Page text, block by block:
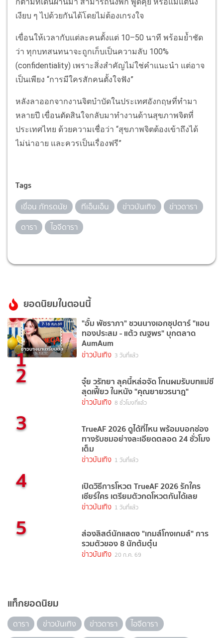
เงียบ ๆ ไปด้วยกันได้โดยไม่ต้องเกรงใจ
เขื่อนให้เวลากับแต่ละคนตั้งแต่ 10–50 นาที พร้อมย้ำชัด
ว่า ทุกบทสนทนาจะถูกเก็บเป็นความลับ 100%
(confidentiality) เพราะสิ่งสำคัญไม่ใช่คำแนะนำ แต่อาจ
เป็นเพียง “การมีใครสักคนตั้งใจฟัง”
หลังลาออกจากงานจิตบำบัดในประเทศอังกฤษที่ทำมา
หลายปี เขื่อนตัดสินใจกลับมาทำงานด้านสุขภาพจิตที่
ประเทศไทย ด้วยความเชื่อว่า “สุขภาพจิตต้องเข้าถึงได้
ไม่น่าอาย และควรเป็นเรื่องฟรี”
Tags
เขื่อน ภัทรดนัย ทีเอ็นเอ็น ข่าวบันเทิง
ข่าวดารา
ดารา
ไอจีดารา
ยอดนิยมในตอนนี้
1
"อั้ม พัชราภา" ชวนนางเอกซุปตาร์ "แอน
ทองประสม - แต้ว ณฐพร" บุกตลาด
AumAum
ข่าวบันเทิง 3 วันที่แล้ว
2 จุ๋ย วรัทยา ลุคนี้หล่อจัด โกนผมรับบทแม่ชี
สุดเฟี้ยว ในหนัง "คุณยายวรนาฎ"
ข่าวบันเทิง 8 ชั่วโมงที่แล้ว
3 TrueAF 2026 ดูได้ที่ไหน พร้อมบอกช่อง
ทางรับชมอย่างละเอียดตลอด 24 ชั่วโมง
เต็ม
ข่าวบันเทิง 1 วันที่แล้ว
4 เปิดวิธีการโหวต TrueAF 2026 รักใคร
เชียร์ใคร เตรียมตัวกดโหวตกันได้เลย
ข่าวบันเทิง 1 วันที่แล้ว
5 ส่องลิสต์นักแสดง "เกมส์โกงเกมส์" การ
รวมตัวของ 8 นักต้มตุ๋น
ข่าวบันเทิง 20 ก.ค. 69
แท็กยอดนิยม
ดารา ข่าวบันเทิง ข่าวดารา
ไอจีดารา